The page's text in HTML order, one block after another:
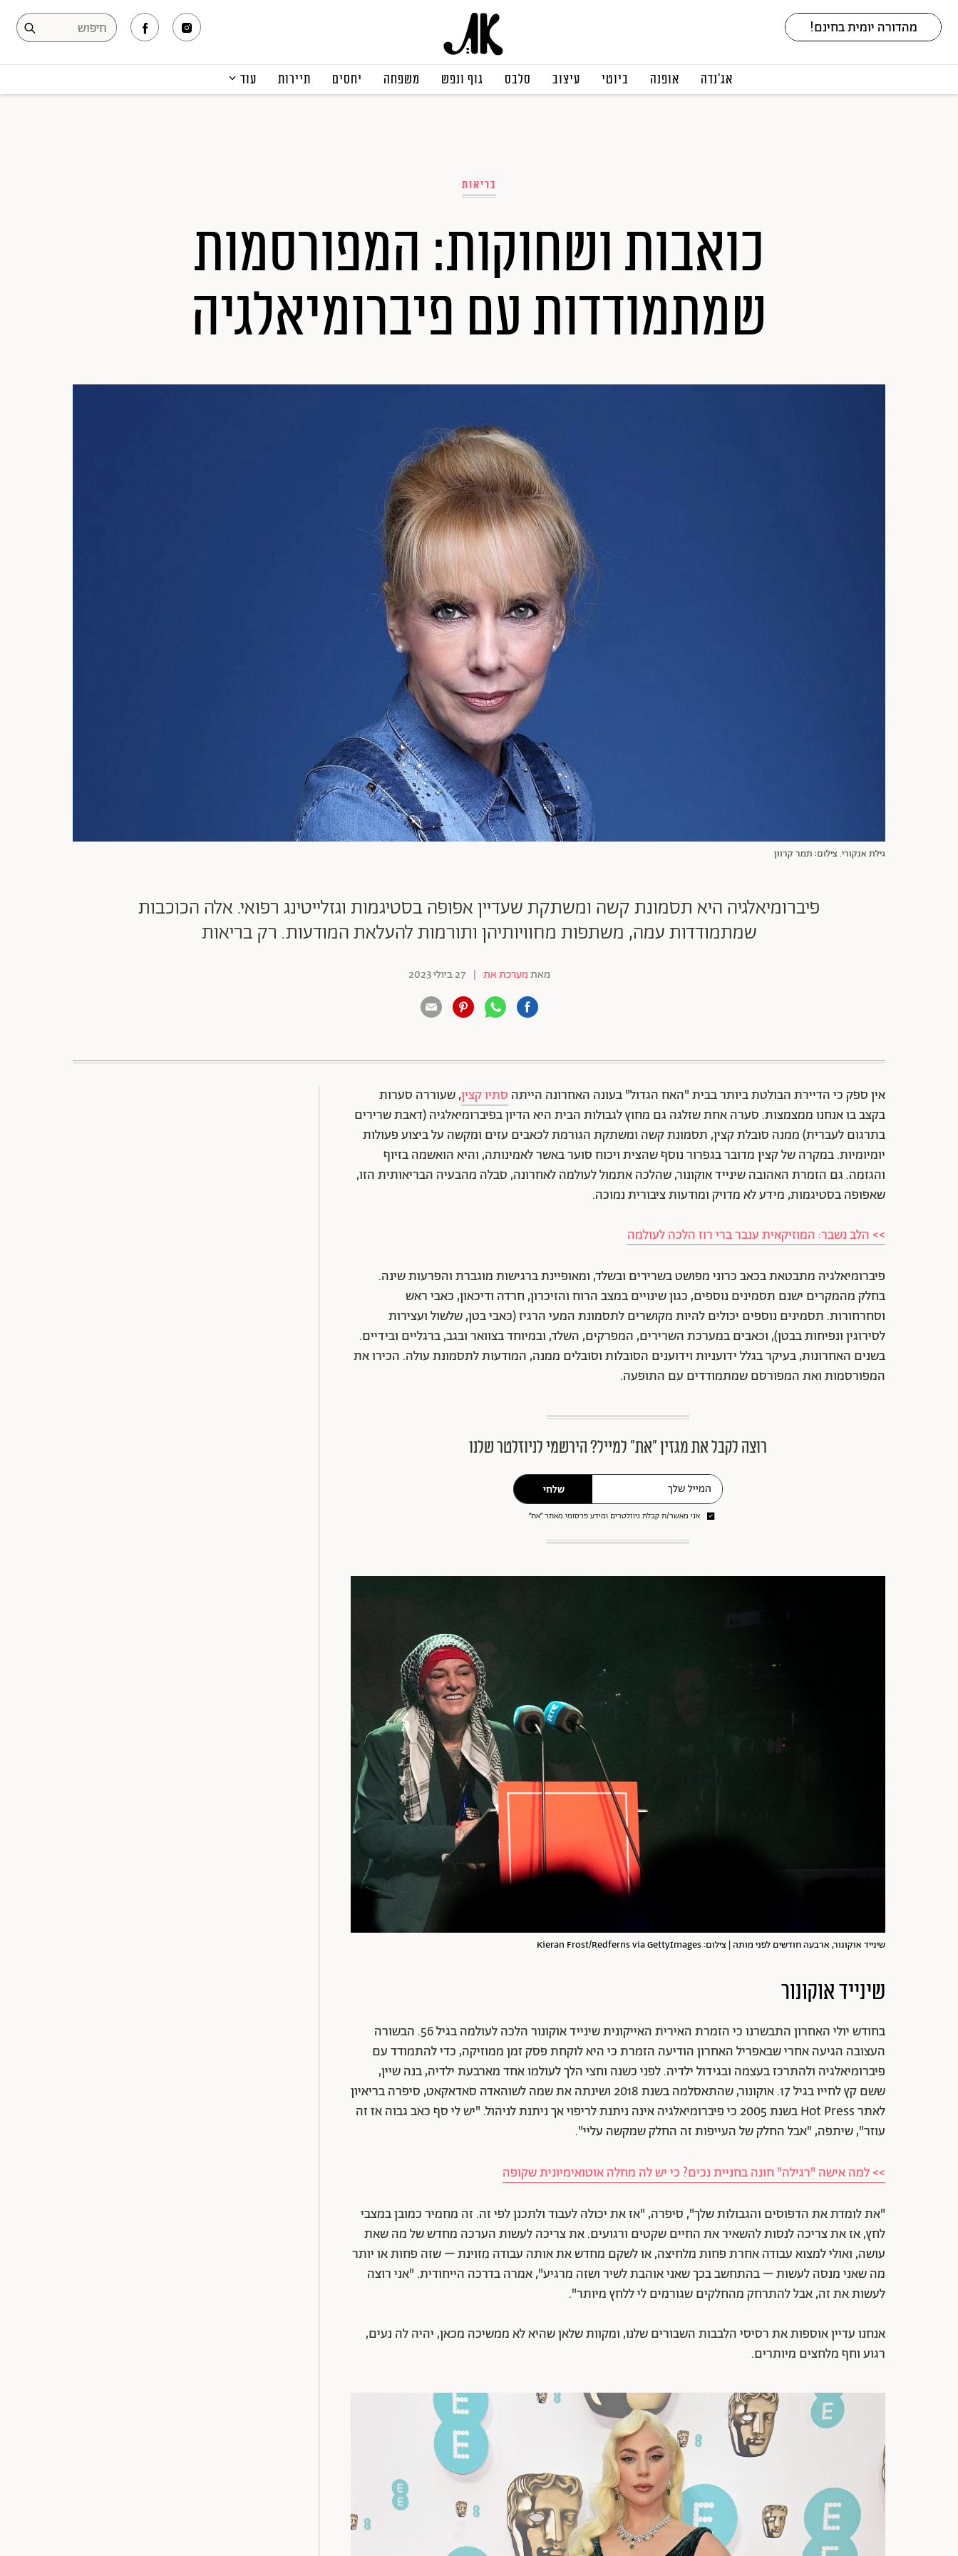
אג׳נדה אופנה ביוטי עיצוב סלבס גוף ונפש משפחה יחסים תיירות עוד
בריאות
כואבות ושחוקות: המפורסמות
שמתמודדות עם פיברומיאלגיה
גילת אנקורי. צילום: תמר קרוון
פיברומיאלגיה היא תסמונת קשה ומשתקת שעדיין אפופה בסטיגמות וגזלייטינג רפואי. אלה הכוכבות
שמתמודדות עמה, משתפות מחוויותיהן ותורמות להעלאת המודעות. רק בריאות
מאתמערכת את | 27 ביולי 2023
אין ספק כי הדיירת הבולטת ביותר בבית "האח הגדול" בעונה האחרונה הייתה סתיו קצין, שעוררה סערות
בקצב בו אנחנו ממצמצות. סערה אחת שזלגה גם מחוץ לגבולות הבית היא הדיון בפיברומיאלגיה (דאבת שרירים
בתרגום לעברית) ממנה סובלת קצין, תסמונת קשה ומשתקת הגורמת לכאבים עזים ומקשה על ביצוע פעולות
יומיומיות. במקרה של קצין מדובר בגפרור נוסף שהצית ויכוח סוער באשר לאמינותה, והיא הואשמה בזיוף
והגזמה. גם הזמרת האהובה שינייד אוקונור, שהלכה אתמול לעולמה לאחרונה, סבלה מהבעיה הבריאותית הזו,
שאפופה בסטיגמות, מידע לא מדויק ומודעות ציבורית נמוכה.
>> הלב נשבר: המוזיקאית ענבר ברי רוז הלכה לעולמה
פיברומיאלגיה מתבטאת בכאב כרוני מפושט בשרירים ובשלד, ומאופיינת ברגישות מוגברת והפרעות שינה.
בחלק מהמקרים ישנם תסמינים נוספים, כגון שינויים במצב הרוח והזיכרון, חרדה ודיכאון, כאבי ראש
וסחרחורות. תסמינים נוספים יכולים להיות מקושרים לתסמונת המעי הרגיז (כאבי בטן, שלשול ועצירות
לסירוגין ונפיחות בבטן), וכאבים במערכת השרירים, המפרקים, השלד, ובמיוחד בצוואר ובגב, ברגליים ובידיים.
בשנים האחרונות, בעיקר בגלל ידועניות וידוענים הסובלות וסובלים ממנה, המודעות לתסמונת עולה. הכירו את
המפורסמות ואת המפורסם שמתמודדים עם התופעה.
רוצה לקבל את מגזין ״את״ למייל? הירשמי לניוזלטר שלנו
שלחי
אני מאשר/ת קבלת ניוזלטרים ומידע פרסומי מאתר ״את״
שינייד אוקונור, ארבעה חודשים לפני מותה | צילום: Kieran Frost/Redferns via GettyImages
שינייד אוקונור
בחודש יולי האחרון התבשרנו כי הזמרת האירית האייקונית שינייד אוקונור הלכה לעולמה בגיל 56. הבשורה
העצובה הגיעה אחרי שבאפריל האחרון הודיעה הזמרת כי היא לוקחת פסק זמן ממוזיקה, כדי להתמודד עם
פיברומיאלגיה ולהתרכז בעצמה ובגידול ילדיה. לפני כשנה וחצי הלך לעולמו אחד מארבעת ילדיה, בנה שיין,
ששם קץ לחייו בגיל 17. אוקונור, שהתאסלמה בשנת 2018 ושינתה את שמה לשוהאדה סאדאקאט, סיפרה בריאיון
לאתר Hot Press בשנת 2005 כי פיברומיאלגיה אינה ניתנת לריפוי אך ניתנת לניהול. "יש לי סף כאב גבוה אז זה
עוזר", שיתפה, "אבל החלק של העייפות זה החלק שמקשה עליי".
>> למה אישה "רגילה" חונה בחניית נכים? כי יש לה מחלה אוטואימיונית שקופה
"את לומדת את הדפוסים והגבולות שלך", סיפרה, "אז את יכולה לעבוד ולתכנן לפי זה. זה מחמיר כמובן במצבי
לחץ, אז את צריכה לנסות להשאיר את החיים שקטים ורגועים. את צריכה לעשות הערכה מחדש של מה שאת
עושה, ואולי למצוא עבודה אחרת פחות מלחיצה, או לשקם מחדש את אותה עבודה מזוינת – שזה פחות או יותר
מה שאני מנסה לעשות – בהתחשב בכך שאני אוהבת לשיר ושזה מרגיע", אמרה בדרכה הייחודית. "אני רוצה
לעשות את זה, אבל להתרחק מהחלקים שגורמים לי ללחץ מיותר".
אנחנו עדיין אוספות את רסיסי הלבבות השבורים שלנו, ומקוות שלאן שהיא לא ממשיכה מכאן, יהיה לה נעים,
רגוע וחף מלחצים מיותרים.